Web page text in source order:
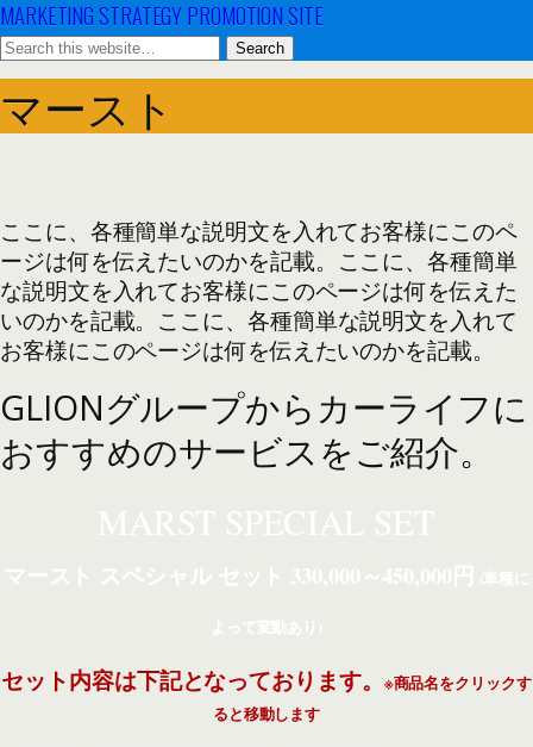
MARKETING STRATEGY PROMOTION SITE
マースト
ここに、各種簡単な説明文を入れてお客様にこのペ
ージは何を伝えたいのかを記載。 ここに、各種簡単
な説明文を入れてお客様にこのページは何を伝えた
いのかを記載。 ここに、各種簡単な説明文を入れて
お客様にこのページは何を伝えたいのかを記載。
GLIONグループからカーライフに
おすすめのサービスをご紹介。
MARST SPECIAL SET
マースト スペシャル セット 330,000～450,000円 (車種に
よって変動あり)
セット内容は下記となっております。 ※商品名をクリックす
ると移動します